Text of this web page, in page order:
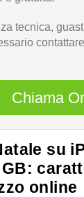
tecnica,
Chiama
su
online